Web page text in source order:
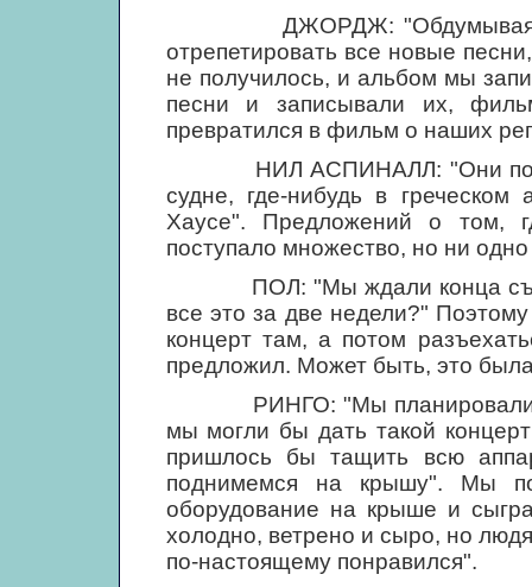
ДЖОРДЖ: "Обдумывая
отрепетировать все новые
не получилось, и альбом мы
песни и записывали их,
превратился в фильм о наших
НИЛ АСПИНАЛЛ: "Они по-
судне, где-нибудь в
Хаусе". Предложений о том,
поступало множество, но ни
ПОЛ: "Мы ждали конца
все это за две недели?"
концерт там, а потом
предложил. Может быть, это
РИНГО: "Мы планировали
мы могли бы дать такой
пришлось бы тащить всю
поднимемся на крышу". Мы
оборудование на крыше и
холодно, ветрено и сыро, но
по-настоящему понравился".